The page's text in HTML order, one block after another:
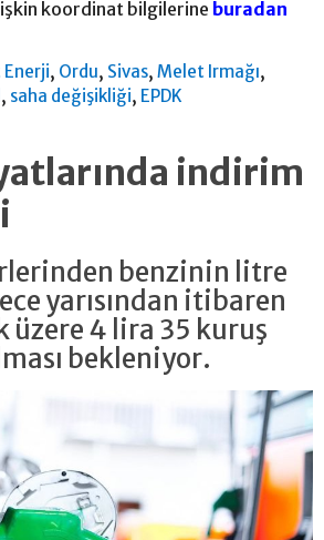
koordinat bilgilerine buradan
, Ordu, Sivas,Melet Irmağı,
, saha değişikliği, EPDK
indirim
benzinin litre
yarısından itibaren
üzere 4 lira 35 kuruş
bekleniyor.